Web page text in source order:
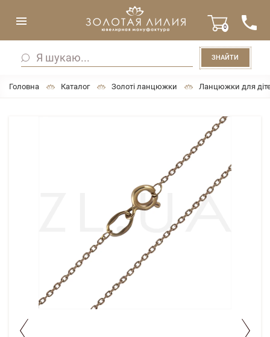
0
ЗНАЙТИ
Головна Каталог Золоті ланцюжки Ланцюжки для